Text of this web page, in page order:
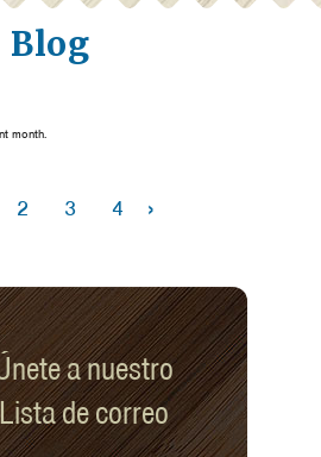
Blog
month.
2 3 4 ›
a nuestro
Lista de correo